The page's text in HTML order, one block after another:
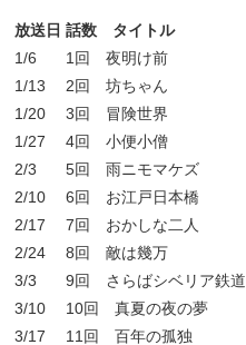
放送日 話数 タイトル
1/6
1回 夜明け前
1/13
2回 坊ちゃん
1/20
3回 冒険世界
1/27
4回 小便小僧
2/3
5回 雨ニモマケズ
2/10
6回 お江戸日本橋
2/17
7回 おかしな二人
2/24
8回 敵は幾万
3/3
9回 さらばシベリア鉄道
3/10
10回 真夏の夜の夢
3/17
11回 百年の孤独